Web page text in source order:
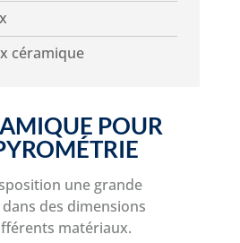
céramique
POUR
une grande
des dimensions
matériaux.